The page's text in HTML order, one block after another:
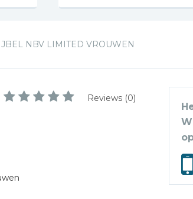
NBV LIMITED VROUWEN
Reviews (0)